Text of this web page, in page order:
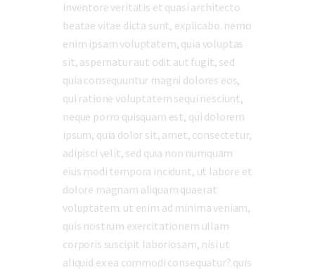
inventore veritatis et quasi architecto
beatae vitae dicta sunt, explicabo. nemo
enim ipsam voluptatem, quia voluptas
sit, aspernatur aut odit aut fugit, sed
quia consequuntur magni dolores eos,
qui ratione voluptatem sequi nesciunt,
neque porro quisquam est, qui dolorem
ipsum, quia dolor sit, amet, consectetur,
adipisci velit, sed quia non numquam
eius modi tempora incidunt, ut labore et
dolore magnam aliquam quaerat
voluptatem. ut enim ad minima veniam,
quis nostrum exercitationem ullam
corporis suscipit laboriosam, nisi ut
aliquid ex ea commodi consequatur? quis